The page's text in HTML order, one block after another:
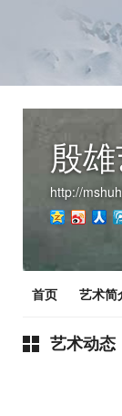
殷
http://
首页 艺术简
艺术动态